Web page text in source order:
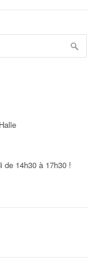
de 14h30 à 17h30 !